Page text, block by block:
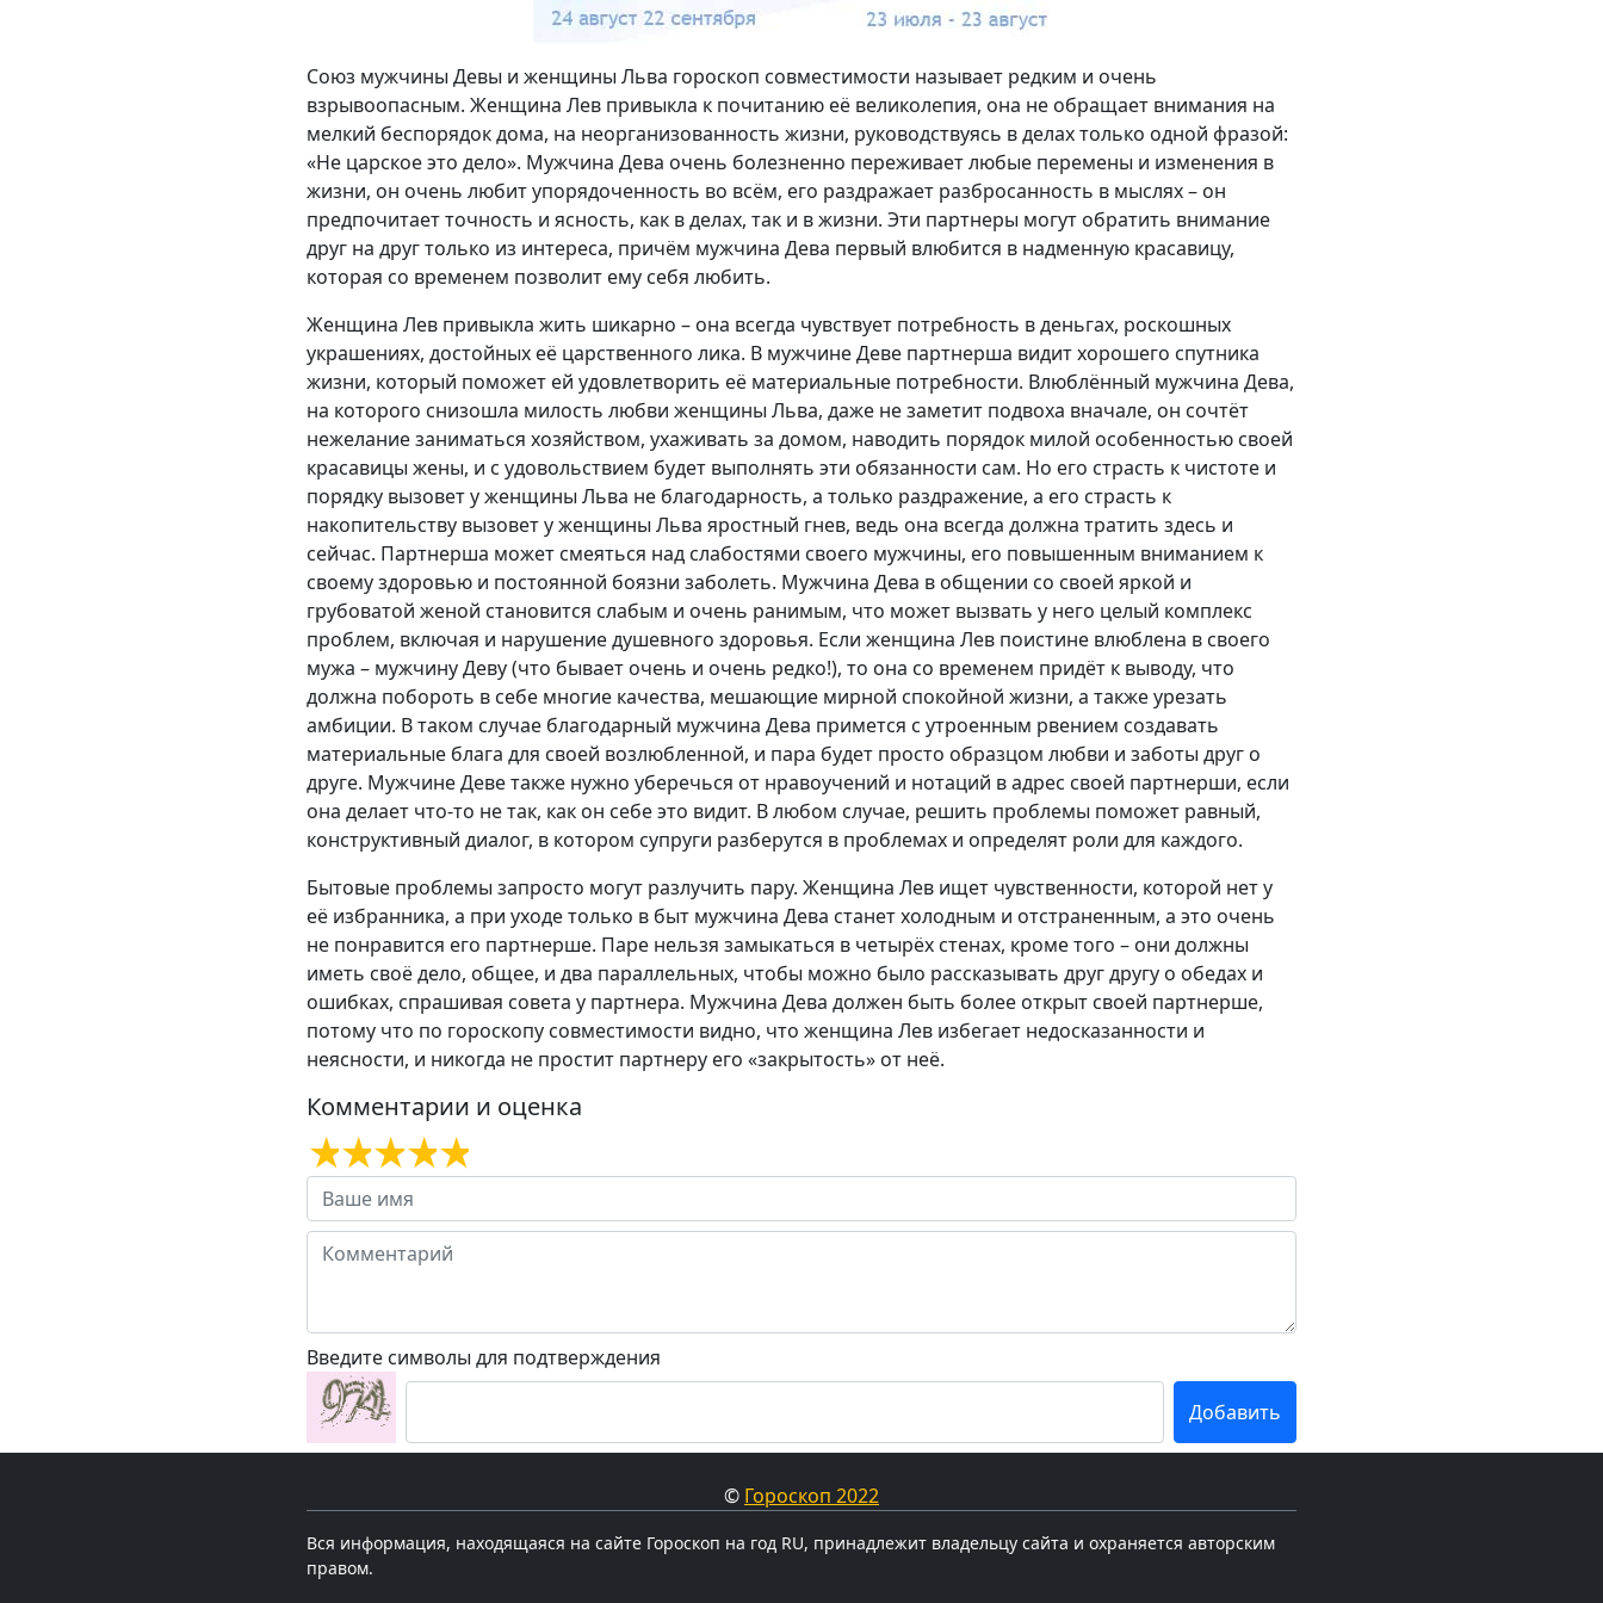
Союз мужчины Девы и женщины Льва гороскоп совместимости называет редким и очень
взрывоопасным. Женщина Лев привыкла к почитанию её великолепия, она не обращает внимания на
мелкий беспорядок дома, на неорганизованность жизни, руководствуясь в делах только одной фразой:
«Не царское это дело». Мужчина Дева очень болезненно переживает любые перемены и изменения в
жизни, он очень любит упорядоченность во всём, его раздражает разбросанность в мыслях – он
предпочитает точность и ясность, как в делах, так и в жизни. Эти партнеры могут обратить внимание
друг на друг только из интереса, причём мужчина Дева первый влюбится в надменную красавицу,
которая со временем позволит ему себя любить.
Женщина Лев привыкла жить шикарно – она всегда чувствует потребность в деньгах, роскошных
украшениях, достойных её царственного лика. В мужчине Деве партнерша видит хорошего спутника
жизни, который поможет ей удовлетворить её материальные потребности. Влюблённый мужчина Дева,
на которого снизошла милость любви женщины Льва, даже не заметит подвоха вначале, он сочтёт
нежелание заниматься хозяйством, ухаживать за домом, наводить порядок милой особенностью своей
красавицы жены, и с удовольствием будет выполнять эти обязанности сам. Но его страсть к чистоте и
порядку вызовет у женщины Льва не благодарность, а только раздражение, а его страсть к
накопительству вызовет у женщины Льва яростный гнев, ведь она всегда должна тратить здесь и
сейчас. Партнерша может смеяться над слабостями своего мужчины, его повышенным вниманием к
своему здоровью и постоянной боязни заболеть. Мужчина Дева в общении со своей яркой и
грубоватой женой становится слабым и очень ранимым, что может вызвать у него целый комплекс
проблем, включая и нарушение душевного здоровья. Если женщина Лев поистине влюблена в своего
мужа – мужчину Деву (что бывает очень и очень редко!), то она со временем придёт к выводу, что
должна побороть в себе многие качества, мешающие мирной спокойной жизни, а также урезать
амбиции. В таком случае благодарный мужчина Дева примется с утроенным рвением создавать
материальные блага для своей возлюбленной, и пара будет просто образцом любви и заботы друг о
друге. Мужчине Деве также нужно уберечься от нравоучений и нотаций в адрес своей партнерши, если
она делает что-то не так, как он себе это видит. В любом случае, решить проблемы поможет равный,
конструктивный диалог, в котором супруги разберутся в проблемах и определят роли для каждого.
Бытовые проблемы запросто могут разлучить пару. Женщина Лев ищет чувственности, которой нет у
её избранника, а при уходе только в быт мужчина Дева станет холодным и отстраненным, а это очень
не понравится его партнерше. Паре нельзя замыкаться в четырёх стенах, кроме того – они должны
иметь своё дело, общее, и два параллельных, чтобы можно было рассказывать друг другу о обедах и
ошибках, спрашивая совета у партнера. Мужчина Дева должен быть более открыт своей партнерше,
потому что по гороскопу совместимости видно, что женщина Лев избегает недосказанности и
неясности, и никогда не простит партнеру его «закрытость» от неё.
Комментарии и оценка
Введите символы для подтверждения
© Гороскоп 2022
Вся информация, находящаяся на сайте Гороскоп на год RU, принадлежит владельцу сайта и охраняется авторским
правом.